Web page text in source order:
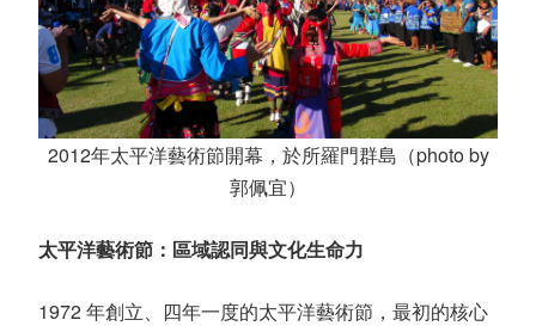
2012年太平洋藝術節開幕，於所羅門群島（photo by
郭佩宜）
太平洋藝術節：區域認同與文化生命力
1972年創立、四年一度的太平洋藝術節，最初的核心